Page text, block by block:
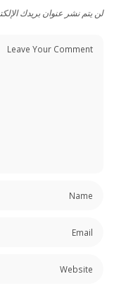
لن يتم نشر عنوان بريدك